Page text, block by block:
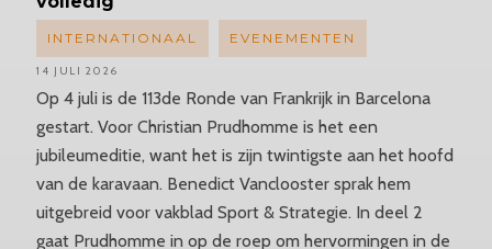
Op 4 juli is de 113de Ronde van Frankrijk in Barcelona
gestart. Voor Christian Prudhomme is het een
jubileumeditie, want het is zijn twintigste aan het hoofd
van de karavaan. Benedict Vanclooster sprak hem
uitgebreid voor vakblad Sport & Strategie. In deel 2
gaat Prudhomme in op de roep om hervormingen in de
INTERNATIONAAL EVENEMENTEN
14 JULI 2026